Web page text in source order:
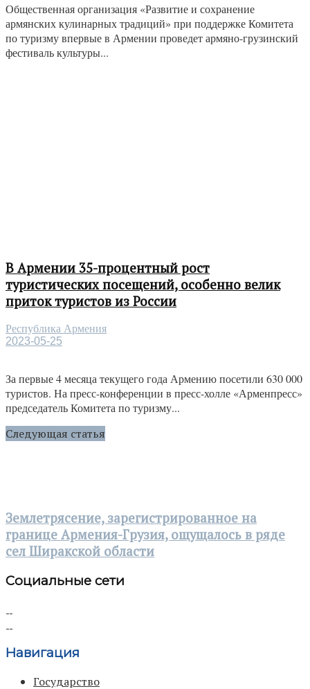
Общественная организация «Развитие и сохранение
армянских кулинарных традиций» при поддержке Комитета
по туризму впервые в Армении проведет армяно-грузинский
фестиваль культуры...
В Армении 35-процентный рост
туристических посещений, особенно велик
приток туристов из России
Республика Армения
2023-05-25
За первые 4 месяца текущего года Армению посетили 630 000
туристов. На пресс-конференции в пресс-холле «Арменпресс»
председатель Комитета по туризму...
Следующая статья
Землетрясение, зарегистрированное на
границе Армения-Грузия, ощущалось в ряде
сел Ширакской области
Социальные сети
Навигация
Государство